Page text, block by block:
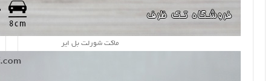
ماکت شورلت بل ایر